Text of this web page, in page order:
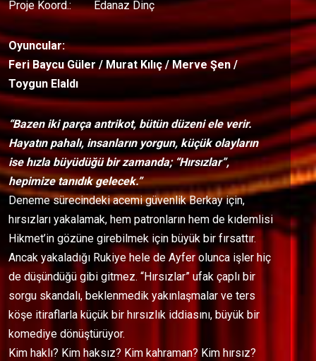
Proje Koord.: Edanaz Dinç
Oyuncular:
Feri Baycu Güler / Murat Kılıç / Merve Şen /
Toygun Elaldı
“Bazen iki parça antrikot, bütün düzeni ele verir.
Hayatın pahalı, insanların yorgun, küçük olayların
ise hızla büyüdüğü bir zamanda; “Hırsızlar”,
hepimize tanıdık gelecek.”
Deneme sürecindeki acemi güvenlik Berkay için,
hırsızları yakalamak, hem patronların hem de kıdemlisi
Hikmet’in gözüne girebilmek için büyük bir fırsattır.
Ancak yakaladığı Rukiye hele de Ayfer olunca işler hiç
de düşündüğü gibi gitmez. “Hırsızlar” ufak çaplı bir
sorgu skandalı, beklenmedik yakınlaşmalar ve ters
köşe itiraflarla küçük bir hırsızlık iddiasını, büyük bir
komediye dönüştürüyor.
Kim haklı? Kim haksız? Kim kahraman? Kim hırsız?